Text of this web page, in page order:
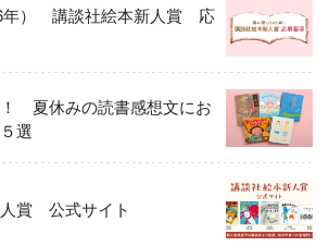
年） 講談社絵本新人賞 応
夏休みの読書感想文にお
選
賞 公式サイト